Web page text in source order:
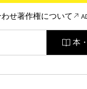
せ著作権について
本